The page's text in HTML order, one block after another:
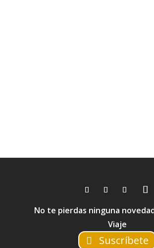
No te pierdas ninguna
Viaje
Suscríbete